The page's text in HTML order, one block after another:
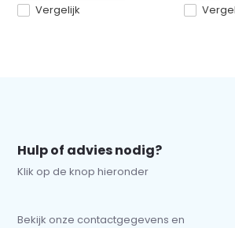
Vergelijk
Hulp of advies nodig?
Klik op de knop hieronder
Bekijk onze contactgegevens en